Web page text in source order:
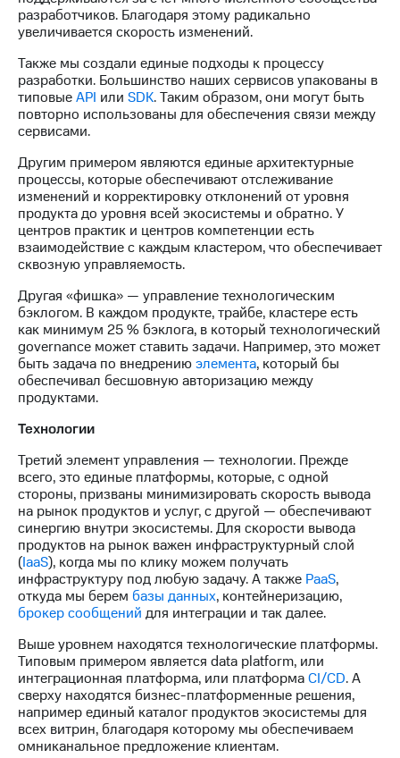
разработчиков. Благодаря этому радикально
увеличивается скорость изменений.
Также мы создали единые подходы к процессу
разработки. Большинство наших сервисов упакованы в
типовыеAPI или SDK. Таким образом, они могут быть
повторно использованы для обеспечения связи между
сервисами.
Другим примером являются единые архитектурные
процессы, которые обеспечивают отслеживание
изменений и корректировку отклонений от уровня
продукта до уровня всей экосистемы и обратно. У
центров практик и центров компетенции есть
взаимодействие с каждым кластером, что обеспечивает
сквозную управляемость.
Другая «фишка» — управление технологическим
бэклогом. В каждом продукте, трайбе, кластере есть
как минимум 25 % бэклога, в который технологический
governance может ставить задачи. Например, это может
быть задача по внедрениюэлемента, который бы
обеспечивал бесшовную авторизацию между
продуктами.
Технологии
Третий элемент управления — технологии. Прежде
всего, это единые платформы, которые, с одной
стороны, призваны минимизировать скорость вывода
на рынок продуктов и услуг, с другой — обеспечивают
синергию внутри экосистемы. Для скорости вывода
продуктов на рынок важен инфраструктурный слой
(IaaS), когда мы по клику можем получать
инфраструктуру под любую задачу. А также PaaS,
откуда мы берем базы данных, контейнеризацию,
брокер сообщений для интеграции и так далее.
Выше уровнем находятся технологические платформы.
Типовым примером является data platform, или
интеграционная платформа, или платформаCI/CD. А
сверху находятся бизнес-платформенные решения,
например единый каталог продуктов экосистемы для
всех витрин, благодаря которому мы обеспечиваем
омниканальное предложение клиентам.